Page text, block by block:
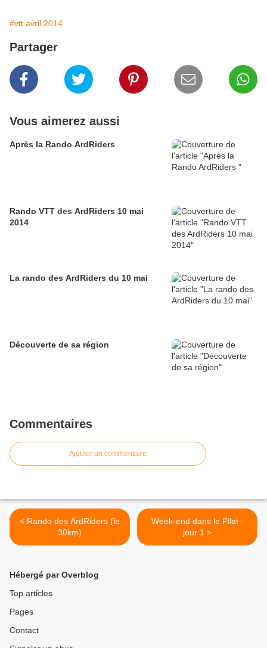
#vtt avril 2014
Partager
Vous aimerez aussi
Après la Rando ArdRiders
Rando VTT des ArdRiders 10 mai
2014
La rando des ArdRiders du 10 mai
Découverte de sa région
Commentaires
Ajouter un commentaire
< Rando des ArdRiders (le
30km)
Week-end dans le Pilat -
jour 1 >
Hébergé par Overblog
Top articles
Pages
Contact